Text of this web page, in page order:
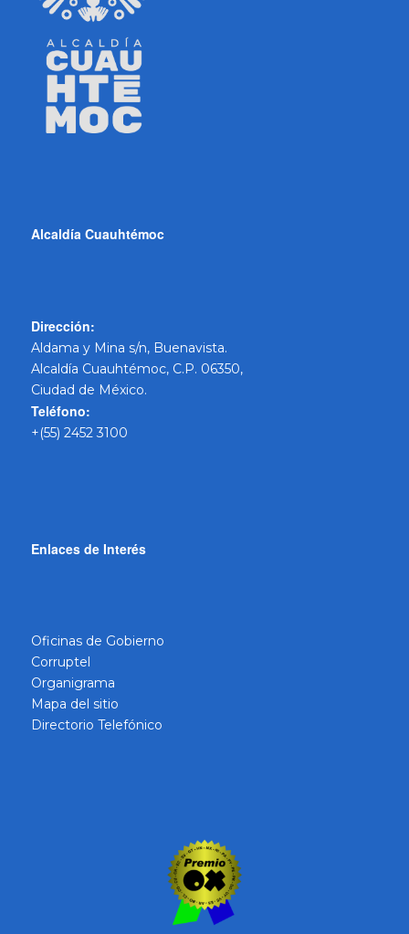
Alcaldía Cuauhtémoc
Dirección:
Aldama y Mina s/n, Buenavista.
Alcaldía Cuauhtémoc, C.P. 06350,
Ciudad de México.
Teléfono:
+(55) 2452 3100
Enlaces de Interés
Oficinas de Gobierno
Corruptel
Organigrama
Mapa del sitio
Directorio Telefónico